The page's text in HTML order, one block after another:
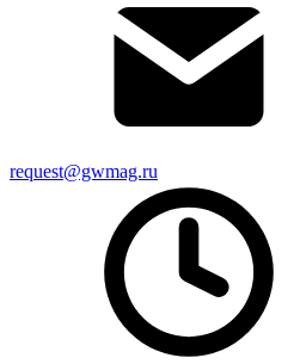
request@gwmag.ru